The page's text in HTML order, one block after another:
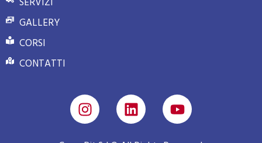
GALLERY
CORSI
CONTATTI